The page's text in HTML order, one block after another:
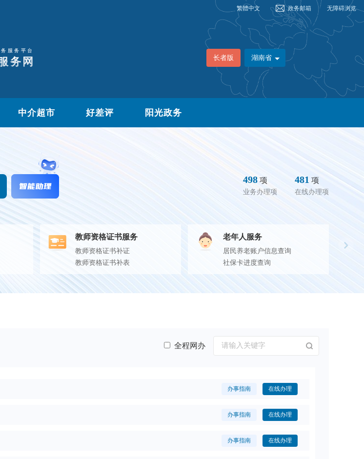
繁體中文 政务邮箱 无障碍浏览
长者版 湖南省
中介超市 好差评 阳光政务
498 项
业务办理项
481 项
在线办理项
教师资格证书服务
教师资格证书补证
教师资格证书补表
老年人服务
居民养老账户信息查询
社保卡进度查询
全程网办